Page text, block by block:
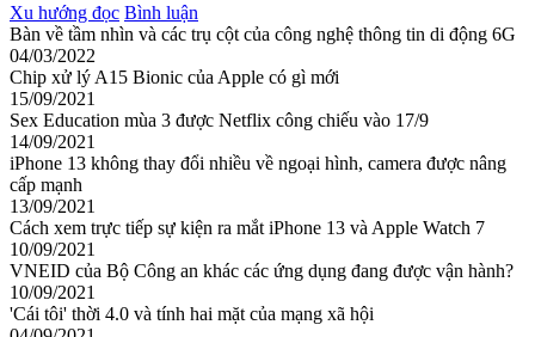
Xu hướng đọc Bình luận
Bàn về tầm nhìn và các trụ cột của công nghệ thông tin di động 6G
04/03/2022
Chip xử lý A15 Bionic của Apple có gì mới
15/09/2021
Sex Education mùa 3 được Netflix công chiếu vào 17/9
14/09/2021
iPhone 13 không thay đổi nhiều về ngoại hình, camera được nâng
cấp mạnh
13/09/2021
Cách xem trực tiếp sự kiện ra mắt iPhone 13 và Apple Watch 7
10/09/2021
VNEID của Bộ Công an khác các ứng dụng đang được vận hành?
10/09/2021
'Cái tôi' thời 4.0 và tính hai mặt của mạng xã hội